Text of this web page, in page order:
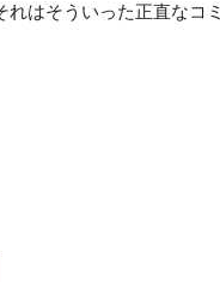
はそういった正直なコミ